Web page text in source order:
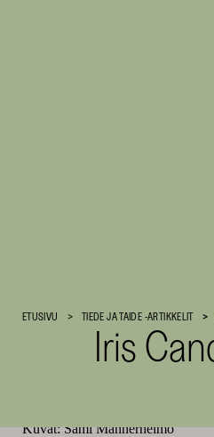
Kulttuurirahasto
ETUSIVU TIEDE JA TAIDE -ARTIKKELIT
Iris
Kuvat: Sami Mannerheimo